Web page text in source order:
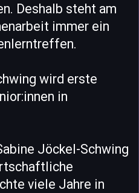
Deshalb steht am
immer ein
wird erste
in
Jöckel-Schwing
viele Jahre in